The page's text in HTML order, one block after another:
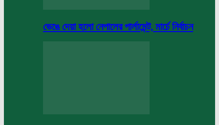
ভেঙে দেয়া হলো নেপালের পার্লামেন্ট, মার্চে নির্বাচন